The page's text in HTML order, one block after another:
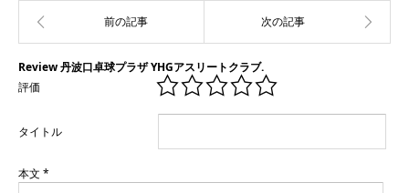
Review 丹波口卓球プラザ YHGアスリートクラブ.
評価
タイトル
本文 *